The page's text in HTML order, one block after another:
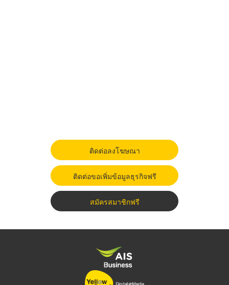
ติดต่อลงโฆษณา
ติดต่อขอเพิ่มข้อมูลธุรกิจฟรี
สมัครสมาชิกฟรี